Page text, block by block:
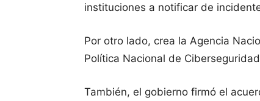
instituciones a notificar de
Por otro lado, crea la Agencia
Política Nacional de
También, el gobierno firmó el